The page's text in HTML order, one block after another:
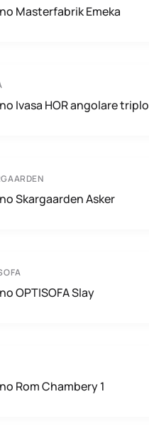
Masterfabrik Emeka
Ivasa HOR angolare triplo
Skargaarden Asker
OPTISOFA Slay
Rom Chambery 1